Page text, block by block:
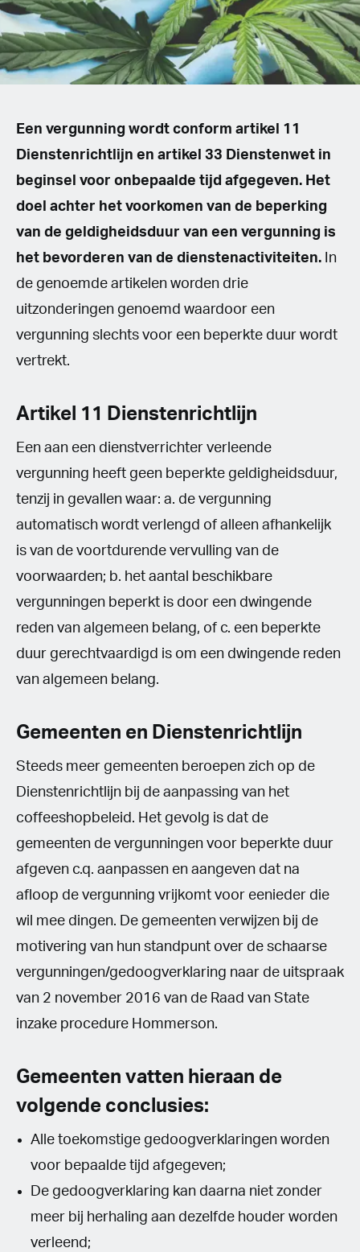
Spanish (Latin America)
German
French
Italian
Czech
Polish
Een vergunning wordt conform artikel 11
Dienstenrichtlijn en artikel 33 Dienstenwet in
beginsel voor onbepaalde tijd afgegeven. Het
doel achter het voorkomen van de beperking
van de geldigheidsduur van een vergunning is
het bevorderen van de dienstenactiviteiten. In
de genoemde artikelen worden drie
uitzonderingen genoemd waardoor een
vergunning slechts voor een beperkte duur wordt
vertrekt.
Artikel 11 Dienstenrichtlijn
Een aan een dienstverrichter verleende
vergunning heeft geen beperkte geldigheidsduur,
tenzij in gevallen waar: a. de vergunning
automatisch wordt verlengd of alleen afhankelijk
is van de voortdurende vervulling van de
voorwaarden; b. het aantal beschikbare
vergunningen beperkt is door een dwingende
reden van algemeen belang, of c. een beperkte
duur gerechtvaardigd is om een dwingende reden
van algemeen belang.
Gemeenten en Dienstenrichtlijn
Steeds meer gemeenten beroepen zich op de
Dienstenrichtlijn bij de aanpassing van het
coffeeshopbeleid. Het gevolg is dat de
gemeenten de vergunningen voor beperkte duur
afgeven c.q. aanpassen en aangeven dat na
afloop de vergunning vrijkomt voor eenieder die
wil mee dingen. De gemeenten verwijzen bij de
motivering van hun standpunt over de schaarse
vergunningen/gedoogverklaring naar de uitspraak
van 2 november 2016 van de Raad van State
inzake procedure Hommerson.
Gemeenten vatten hieraan de
volgende conclusies:
Alle toekomstige gedoogverklaringen worden
voor bepaalde tijd afgegeven;
De gedoogverklaring kan daarna niet zonder
meer bij herhaling aan dezelfde houder worden
verleend;